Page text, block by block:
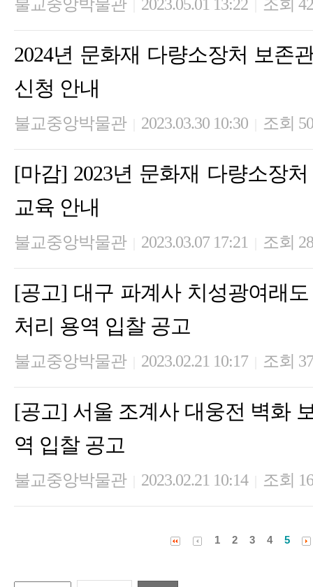
불교중앙박물관 2023.05.01 13:22 조회
2024년 문화재 다량소장처 보존
신청 안내
불교중앙박물관 2023.03.30 10:30 조회
[마감] 2023년 문화재 다량소장
교육 안내
불교중앙박물관 2023.03.07 17:21 조회
[공고] 대구 파계사 치성광여래
처리 용역 입찰 공고
불교중앙박물관 2023.02.21 10:17 조회
[공고] 서울 조계사 대웅전 벽화
역 입찰 공고
불교중앙박물관 2023.02.21 10:14 조회
1 2 3 4 5